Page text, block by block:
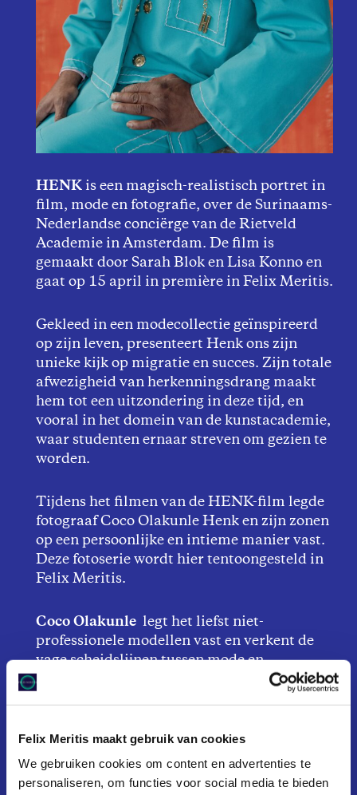
Felix Meritis maakt gebruik van cookies
We gebruiken cookies om content en advertenties te
personaliseren, om functies voor social media te bieden
HENK is een magisch-realistisch portret in
film, mode en fotografie, over de Surinaams-
Nederlandse conciërge van de Rietveld
Academie in Amsterdam. De film is
gemaakt door Sarah Blok en Lisa Konno en
gaat op 15 april in première in Felix Meritis.
Gekleed in een modecollectie geïnspireerd
op zijn leven, presenteert Henk ons ​​zijn
unieke kijk op migratie en succes. Zijn totale
afwezigheid van herkenningsdrang maakt
hem tot een uitzondering in deze tijd, en
vooral in het domein van de kunstacademie,
waar studenten ernaar streven om gezien te
worden.
Tijdens het filmen van de HENK-film legde
fotograaf Coco Olakunle Henk en zijn zonen
op een persoonlijke en intieme manier vast.
Deze fotoserie wordt hier tentoongesteld in
Felix Meritis.
Coco Olakunle legt het liefst niet-
professionele modellen vast en verkent de
vage scheidslijnen tussen mode en
documentaire. Haar zoektocht naar deze
Konno en regisseur Sarah Blok, voor wie
HENK de laatste en derde film is in hun
modedocumentaire-trilogie over vaders met